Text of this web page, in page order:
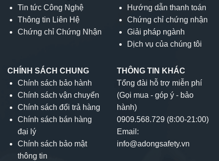
Tin tức Công Nghệ
Thông tin Liên Hệ
Chứng chỉ Chứng Nhận
Hướng dẫn thanh toán
Chứng chỉ chứng nhận
Giải pháp ngành
Dịch vụ của chúng tôi
CHÍNH SÁCH CHUNG
Chính sách bảo hành
Chính sách vận chuyển
Chính sách đổi trả hàng
Chính sách bán hàng
đại lý
Chính sách bảo mật
thông tin
THÔNG TIN KHÁC
Tổng đài hỗ trợ miễn phí
(Gọi mua - góp ý - bảo
hành)
0909.568.729 (8:00-21:00)
Email:
info@adongsafety.vn